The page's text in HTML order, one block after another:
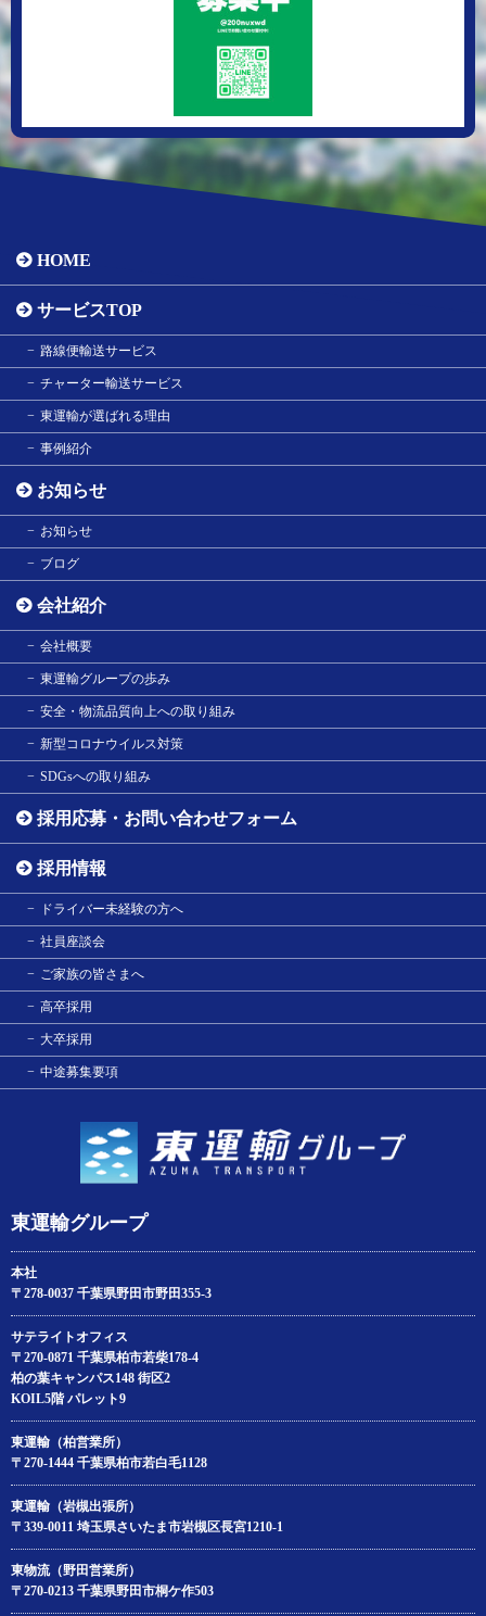
東運輸グループ
本社
〒278-0037 千葉県野田市野田355-3
サテライトオフィス
〒270-0871 千葉県柏市若柴178‐4
柏の葉キャンパス148 街区2
KOIL5階 パレット9
東運輸（柏営業所）
〒270-1444 千葉県柏市若白毛1128
東運輸（岩槻出張所）
〒339-0011 埼玉県さいたま市岩槻区長宮1210-1
東物流（野田営業所）
〒270-0213 千葉県野田市桐ケ作503
HOME
サービスTOP
路線便輸送サービス
チャーター輸送サービス
東運輸が選ばれる理由
事例紹介
お知らせ
お知らせ
ブログ
会社紹介
会社概要
東運輸グループの歩み
安全・物流品質向上への取り組み
新型コロナウイルス対策
SDGsへの取り組み
採用応募・お問い合わせフォーム
採用情報
ドライバー未経験の方へ
社員座談会
ご家族の皆さまへ
高卒採用
大卒採用
中途募集要項